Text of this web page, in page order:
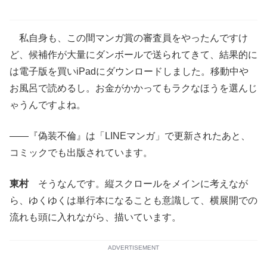
私自身も、この間マンガ賞の審査員をやったんですけ
ど、候補作が大量にダンボールで送られてきて、結果的に
は電子版を買いiPadにダウンロードしました。移動中や
お風呂で読めるし。お金がかかってもラクなほうを選んじ
ゃうんですよね。
――『偽装不倫』は「LINEマンガ」で更新されたあと、
コミックでも出版されています。
東村そうなんです。縦スクロールをメインに考えなが
ら、ゆくゆくは単行本になることも意識して、横展開での
流れも頭に入れながら、描いています。
ADVERTISEMENT